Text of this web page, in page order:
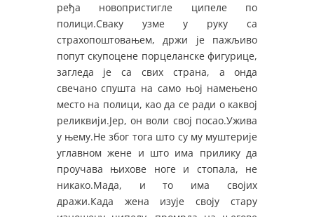
ређа новопристигле ципеле по
полици.Сваку узме у руку са
страхопоштовањем, држи је пажљиво
попут скупоцене порцеланске фигурице,
загледа је са свих страна, а онда
свечано спушта на само њој намењено
место на полици, као да се ради о каквој
реликвији.Јер, он воли свој посао.Ужива
у њему.Не због тога што су му муштерије
углавном жене и што има прилику да
проучава њихове ноге и стопала, не
никако.Мада, и то има својих
дражи.Када жена изује своју стару